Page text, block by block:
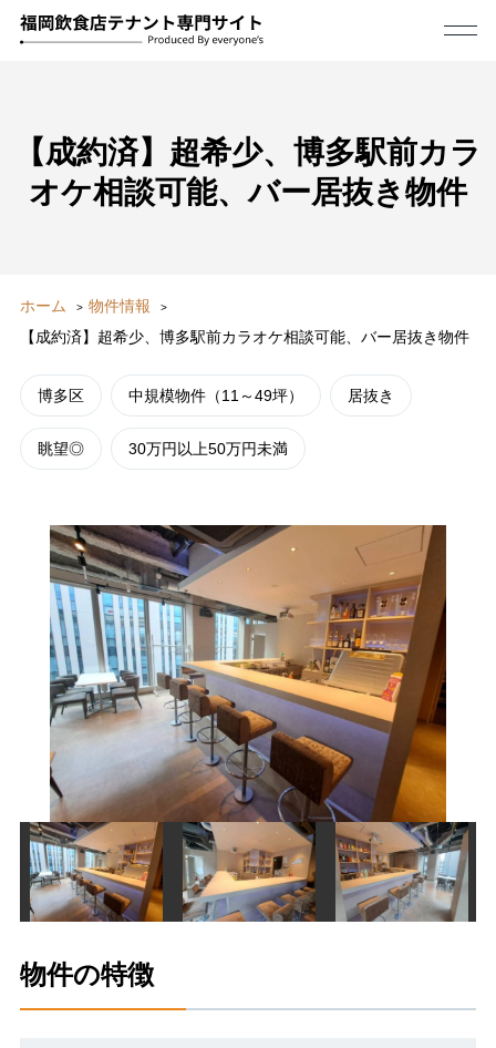
【成約済】超希少、博多駅前カラ
オケ相談可能、バー居抜き物件
ホーム
物件情報
【成約済】超希少、博多駅前カラオケ相談可能、バー居抜き物件
博多区 中規模物件（11～49坪） 居抜き
眺望◎ 30万円以上50万円未満
物件の特徴